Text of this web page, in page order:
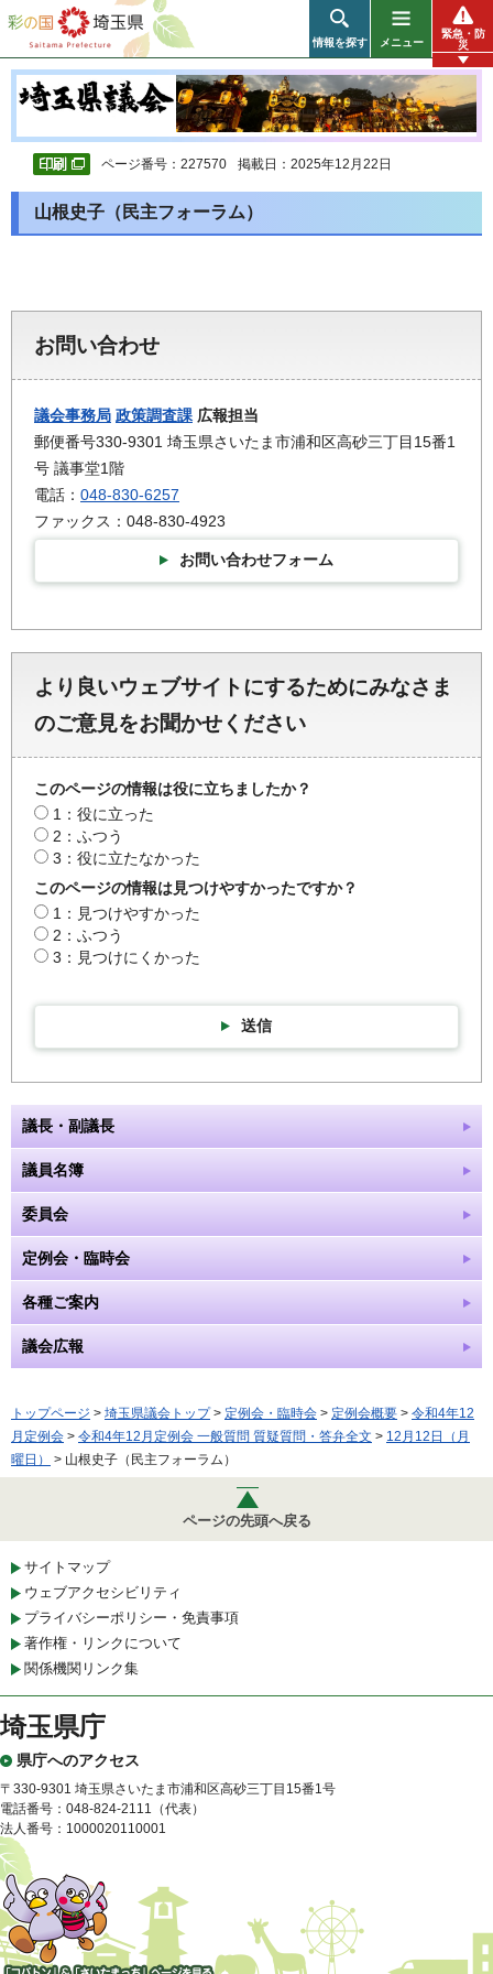
彩の国 埼玉県
情報を探す メニュー
緊急・防
災
ページ番号：227570 掲載日：2025年12月22日
山根史子（民主フォーラム）
お問い合わせ
議会事務局 政策調査課 広報担当
郵便番号330-9301 埼玉県さいたま市浦和区高砂三丁目15番1
号 議事堂1階
電話： 048-830-6257
ファックス：048-830-4923
お問い合わせフォーム
より良いウェブサイトにするためにみなさま
のご意見をお聞かせください
このページの情報は役に立ちましたか？
1：役に立った
2：ふつう
3：役に立たなかった
このページの情報は見つけやすかったですか？
1：見つけやすかった
2：ふつう
3：見つけにくかった
送信
議長・副議長
議員名簿
委員会
定例会・臨時会
各種ご案内
議会広報
トップページ > 埼玉県議会トップ> 定例会・臨時会 > 定例会概要 > 令和4年12
月定例会 > 令和4年12月定例会 一般質問 質疑質問・答弁全文 > 12月12日（月
曜日）
> 山根史子（民主フォーラム）
ページの先頭へ戻る
サイトマップ
ウェブアクセシビリティ
プライバシーポリシー・免責事項
著作権・リンクについて
関係機関リンク集
埼玉県庁
県庁へのアクセス
〒330-9301 埼玉県さいたま市浦和区高砂三丁目15番1号
電話番号：048-824-2111（代表）
法人番号：1000020110001